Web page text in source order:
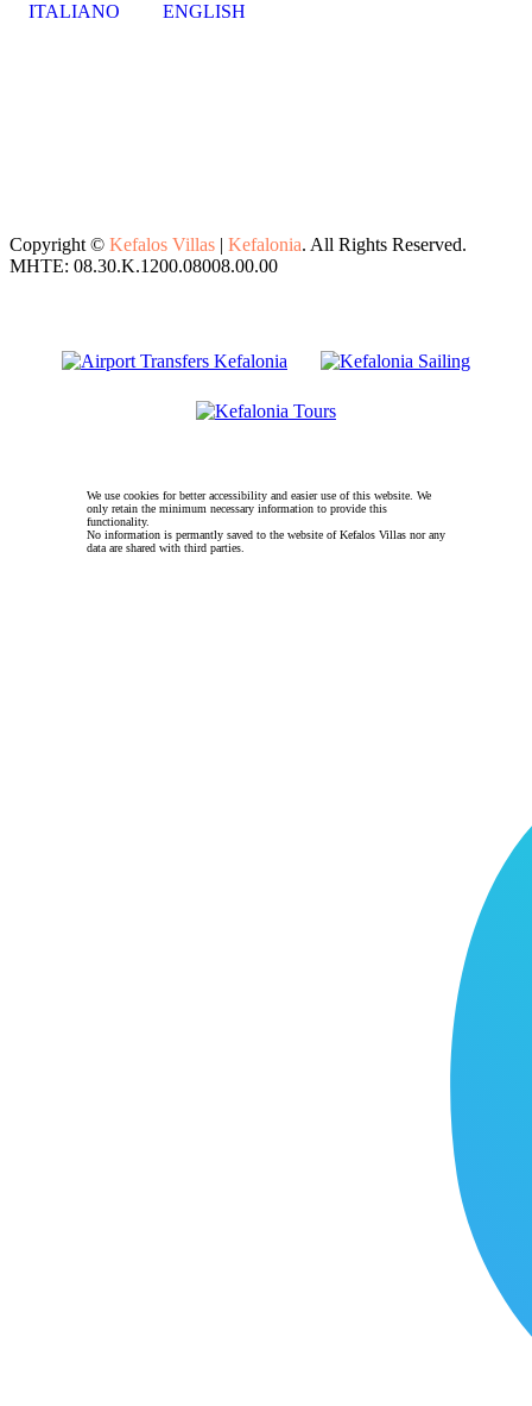
ITALIANO
ENGLISH
Copyright © Kefalos Villas | Kefalonia. All Rights Reserved.
MHTE: 08.30.K.1200.08008.00.00
We use cookies for better accessibility and easier use of this website. We
only retain the minimum necessary information to provide this
functionality.
No information is permantly saved to the website of Kefalos Villas nor any
data are shared with third parties.